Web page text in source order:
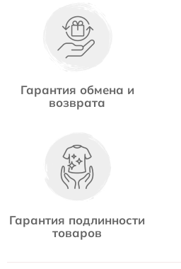
Гарантия обмена и
возврата
Гарантия подлинности
товаров